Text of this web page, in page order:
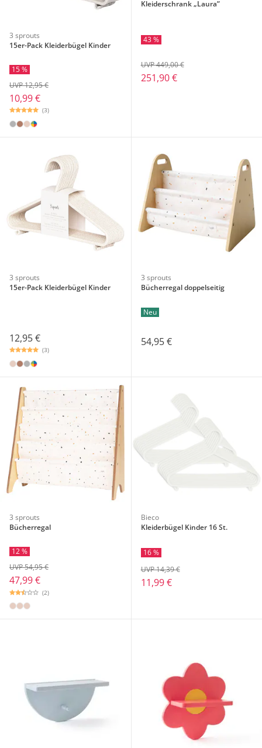
3 sprouts
15er-Pack Kleiderbügel Kinder
15 %
10,99 €
UVP 12,95 €
(3)
Kleiderschrank „Laura”
43 %
251,90 €
UVP 449,00 €
3 sprouts
15er-Pack Kleiderbügel Kinder
12,95 €
(3)
3 sprouts
Bücherregal doppelseitig
Neu
54,95 €
3 sprouts
Bücherregal
12 %
47,99 €
UVP 54,95 €
(2)
Bieco
Kleiderbügel Kinder 16 St.
16 %
11,99 €
UVP 14,39 €